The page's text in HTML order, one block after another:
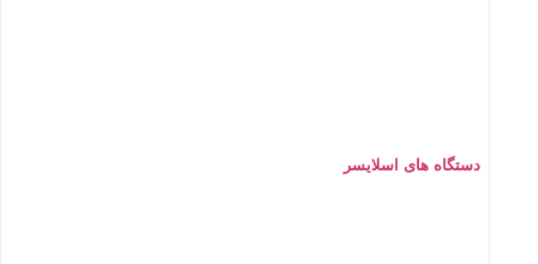
دستگاه های اسلایسر